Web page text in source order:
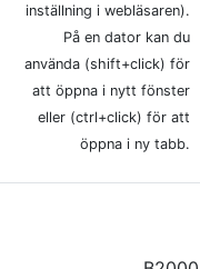
inställning i webläsaren).
På en dator kan du
använda (shift+click) för
att öppna i nytt fönster
eller (ctrl+click) för att
öppna i ny tabb.